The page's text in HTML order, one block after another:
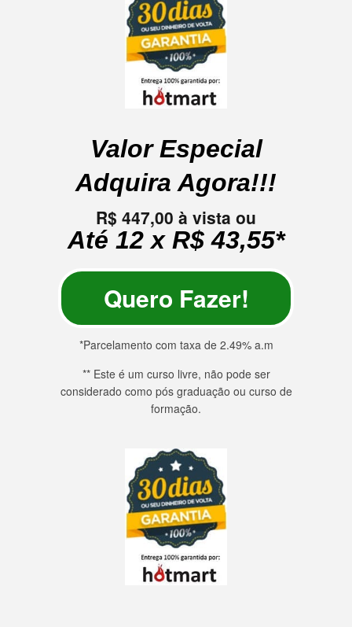
Valor Especial
Adquira Agora!!!
R$ 447,00 à vista ou
Até 12 x R$ 43,55*
Quero Fazer!
*Parcelamento com taxa de 2.49% a.m
** Este é um curso livre, não pode ser
considerado como pós graduação ou curso de
formação.